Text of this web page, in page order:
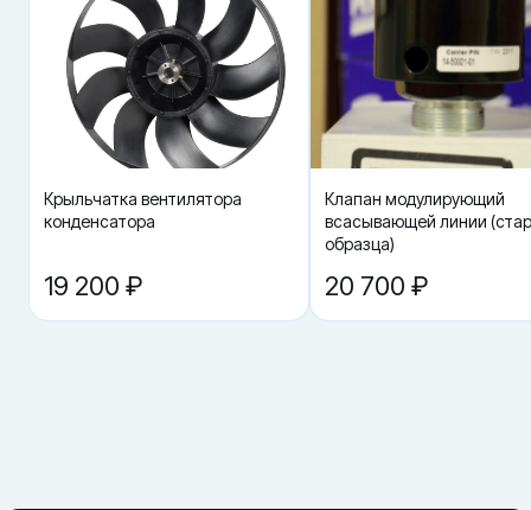
аэродинамику и добавить нагрузку на вентилятор.
Что проверить вместе с заменой
Осмотрите крыльчатку, крепёж, отсутствие задеваний и
состояние посадочных мест. Комплексная ревизия часто
устраняет вибрации и предотвращает повторные
повреждения.
Подбор без ошибок
похожему названию. Даже у одной и той же детали могут быть
разные ревизии и исполнения: разъёмы, посадка, параметры.
Поэтому ориентируйтесь на точный номенклатурный номер
48-00262-00 и подтверждайте исполнение по маркировке.
Если сомневаетесь, лучше сразу отправить менеджеру фото
шильдика установки и фото узла — это обычно быстрее, чем
Крыльчатка вентилятора
конденсатора
19 200 ₽
Клапан модулирующий
всасывающей линии
образца)
20 700 ₽